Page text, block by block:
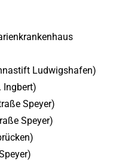
Ludwigshafen)
Ingbert)
Speyer)
Speyer)